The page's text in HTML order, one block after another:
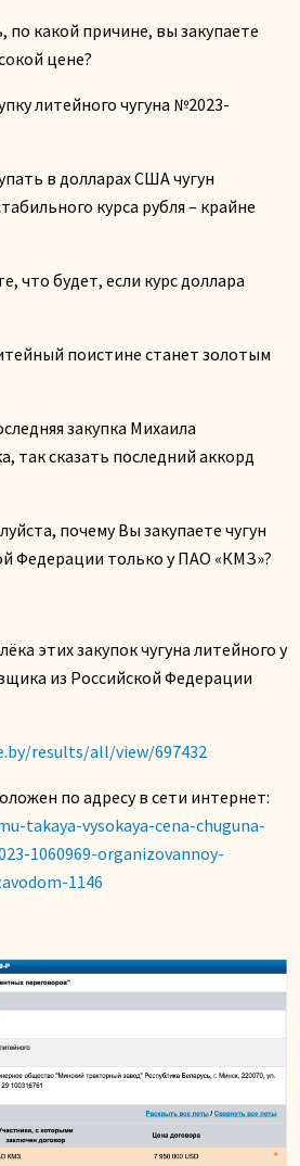
по какой причине, вы закупаете
цене?
литейного чугуна №2023-
в долларах США чугун
курса рубля – крайне
что будет, если курс доллара
поистине станет золотым
закупка Михаила
так сказать последний аккорд
почему Вы закупаете чугун
Федерации только у ПАО «КМЗ»?
этих закупок чугуна литейного у
из Российской Федерации
results/all/view/697432
по адресу в сети интернет:
takaya-vysokaya-cena-chuguna-
1060969-organizovannoy-
1146